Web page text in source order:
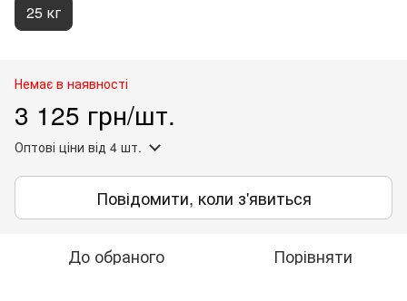
25 кг
Немає в наявності
3 125 грн/шт.
Оптові ціни від 4 шт.
Повідомити, коли з'явиться
До обраного Порівняти